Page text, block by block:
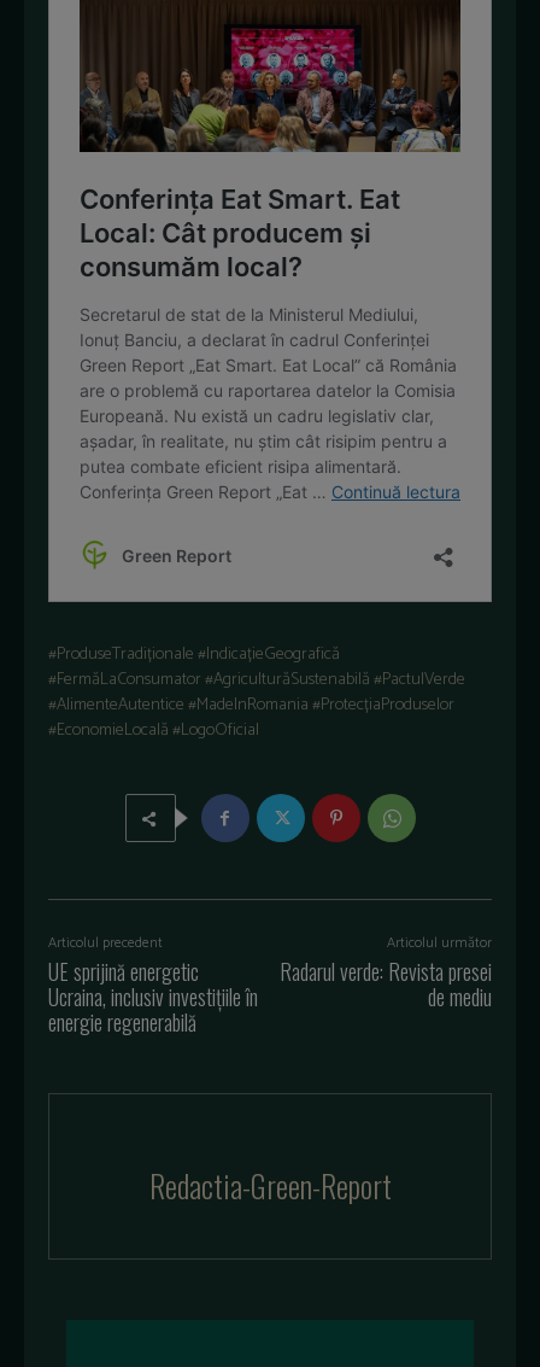
#ProduseTradiționale #IndicațieGeografică
#FermăLaConsumator #AgriculturăSustenabilă #PactulVerde
#AlimenteAutentice #MadeInRomania #ProtecțiaProduselor
#EconomieLocală #LogoOficial
Articolul precedent
UE sprijină energetic
Ucraina, inclusiv investițiile în
energie regenerabilă
Articolul următor
Radarul verde: Revista presei
de mediu
Redactia-Green-Report